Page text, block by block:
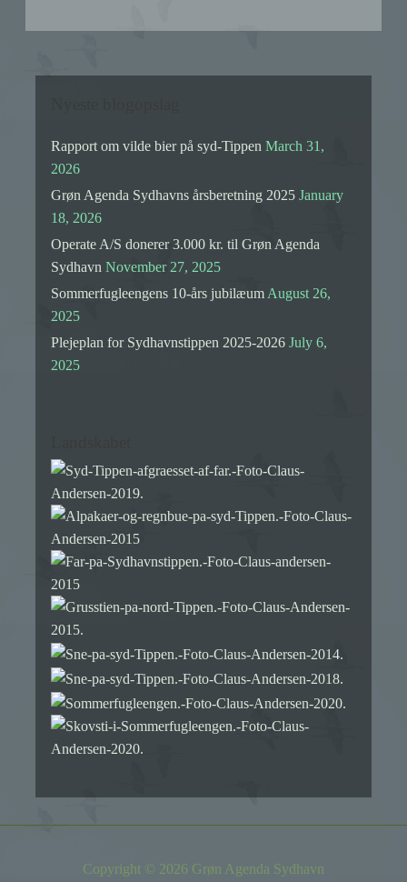
Rapport om vilde bier på syd-Tippen March 31,
2026
Grøn Agenda Sydhavns årsberetning 2025 January
18, 2026
Operate A/S donerer 3.000 kr. til Grøn Agenda
Sydhavn November 27, 2025
Sommerfugleengens 10-års jubilæum August 26,
2025
Plejeplan for Sydhavnstippen 2025-2026 July 6,
2025
Copyright © 2026 Grøn Agenda Sydhavn